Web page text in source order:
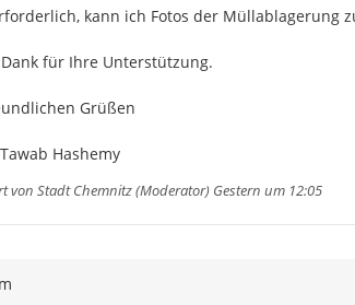
kann ich Fotos der Müllablagerung
für Ihre Unterstützung.
Grüßen
Hashemy
von Stadt Chemnitz (Moderator) Gestern um 12:05